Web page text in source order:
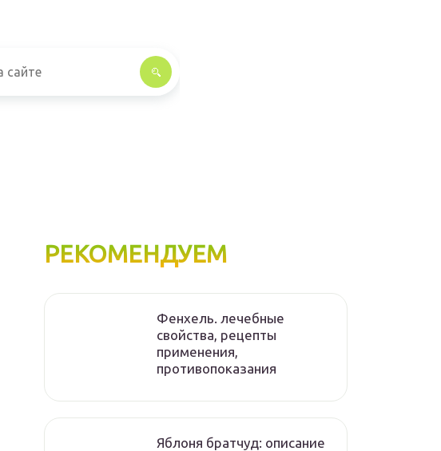
РЕКОМЕНДУЕМ
Фенхель. лечебные
свойства, рецепты
применения,
противопоказания
Яблоня братчуд: описание